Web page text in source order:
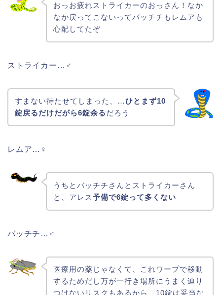
おっお疲れストライカーのおっさん！なか
なか戻ってこないってバッチチもレムアも
心配してたぞ
ストライカー…♂
すまない待たせてしまった、…ひとまず10
錠戻るだけだがら6錠余るだろう
レムア…♀
うちとバッチチさんとストライカーさん
と、アレス予備で6錠って多くない
バッチチ…♂
医療用の薬じゃなくて、これワープで移動
するためだし万が一行き場所にうまく辿り
つけないリスクもあるから、10錠は妥当な